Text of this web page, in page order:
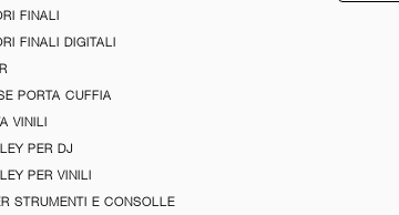
FINALI
FINALI DIGITALI
PORTA CUFFIA
VINILI
PER DJ
PER VINILI
STRUMENTI E CONSOLLE